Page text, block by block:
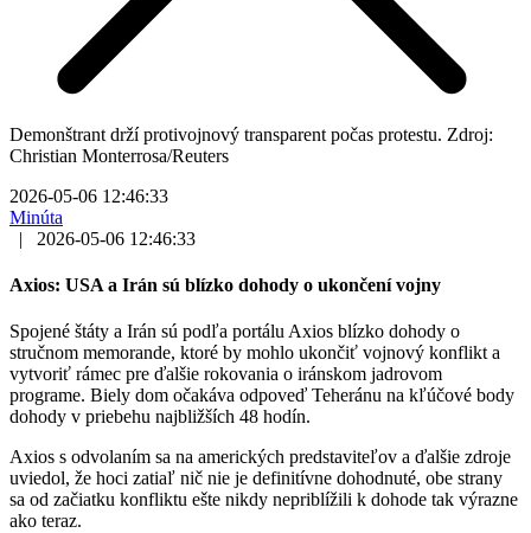
Demonštrant drží protivojnový transparent počas protestu. Zdroj:
Christian Monterrosa/Reuters
2026-05-06 12:46:33
Minúta
|
2026-05-06 12:46:33
Axios: USA a Irán sú blízko dohody o ukončení vojny
Spojené štáty a Irán sú podľa portálu Axios blízko dohody o
stručnom memorande, ktoré by mohlo ukončiť vojnový konflikt a
vytvoriť rámec pre ďalšie rokovania o iránskom jadrovom
programe. Biely dom očakáva odpoveď Teheránu na kľúčové body
dohody v priebehu najbližších 48 hodín.
Axios s odvolaním sa na amerických predstaviteľov a ďalšie zdroje
uviedol, že hoci zatiaľ nič nie je definitívne dohodnuté, obe strany
sa od začiatku konfliktu ešte nikdy nepriblížili k dohode tak výrazne
ako teraz.